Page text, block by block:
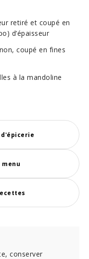
retiré et coupé en
d’épaisseur
coupé en fines
à la mandoline
conserver